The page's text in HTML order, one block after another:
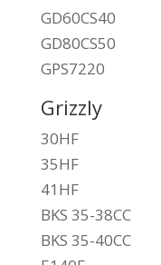
GD60CS40
GD80CS50
GPS7220
Grizzly
30HF
35HF
41HF
BKS 35-38CC
BKS 35-40CC